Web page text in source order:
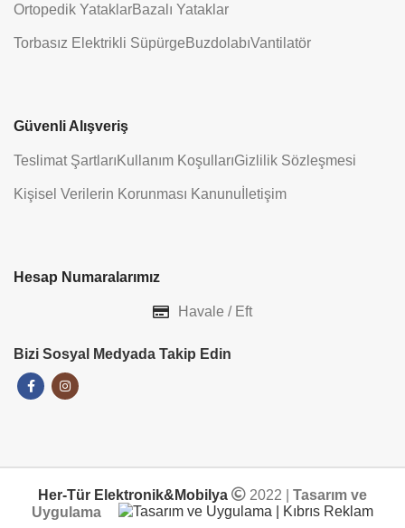
Ortopedik YataklarBazalı Yataklar
Torbasız Elektrikli SüpürgeBuzdolabıVantilatör
Güvenli Alışveriş
Teslimat ŞartlarıKullanım KoşullarıGizlilik Sözleşmesi
Kişisel Verilerin Korunması Kanunu İletişim
Hesap Numaralarımız
Havale / Eft
Bizi Sosyal Medyada Takip Edin
Her-Tür Elektronik&Mobilya 2022 | Tasarım ve
Uygulama